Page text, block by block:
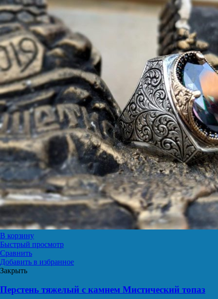
В корзину
Быстрый просмотр
Сравнить
Добавить в избранное
Закрыть
Перстень тяжелый с камнем Мистический топаз